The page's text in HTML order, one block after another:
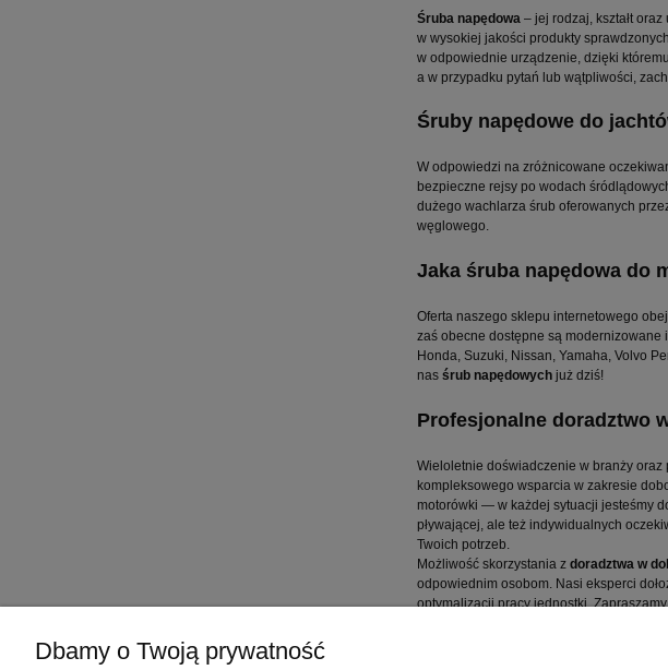
Śruba napędowa – jej rodzaj, kształt
w wysokiej jakości produkty
w odpowiednie urządzenie, dzięki
a w przypadku pytań lub wątpliwości,
Śruby napędowe do
W odpowiedzi na zróżnicowane
bezpieczne rejsy po wodach
dużego wachlarza śrub oferowanych
węglowego.
Jaka śruba napędowa do
Oferta naszego sklepu internetowego
zaś obecne dostępne są modernizowane
Honda, Suzuki, Nissan, Yamaha, Volvo
nas śrub napędowych już dziś!
Profesjonalne doradztwo
Wieloletnie doświadczenie w branży
kompleksowego wsparcia w zakresie
motorówki — w każdej sytuacji jesteśmy
pływającej, ale też indywidualnych
Twoich potrzeb.
Możliwość skorzystania z doradztwa w
odpowiednim osobom. Nasi eksperci
optymalizacji pracy jednostki.
Dbamy o Twoją prywatność